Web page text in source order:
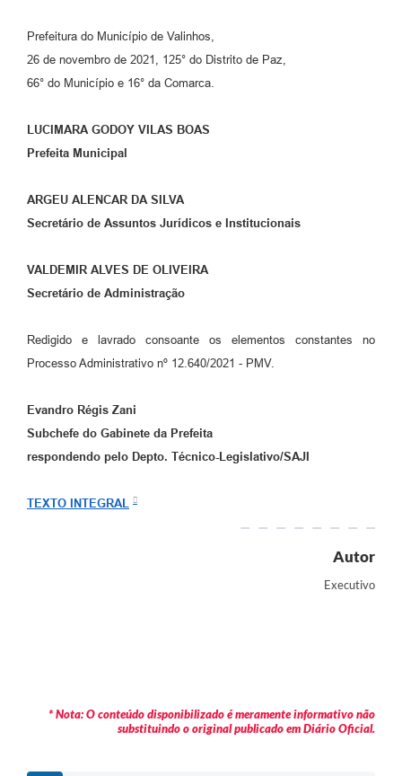
Prefeitura do Município de Valinhos,
26 de novembro de 2021, 125° do Distrito de Paz,
66° do Município e 16° da Comarca.
LUCIMARA GODOY VILAS BOAS
Prefeita Municipal
ARGEU ALENCAR DA SILVA
Secretário de Assuntos Jurídicos e Institucionais
VALDEMIR ALVES DE OLIVEIRA
Secretário de Administração
Redigido e lavrado consoante os elementos constantes no
Processo Administrativo nº 12.640/2021 - PMV.
Evandro Régis Zani
Subchefe do Gabinete da Prefeita
respondendo pelo Depto. Técnico-Legislativo/SAJI
TEXTO INTEGRAL
Autor
Executivo
* Nota: O conteúdo disponibilizado é meramente informativo não
substituindo o original publicado em Diário Oficial.